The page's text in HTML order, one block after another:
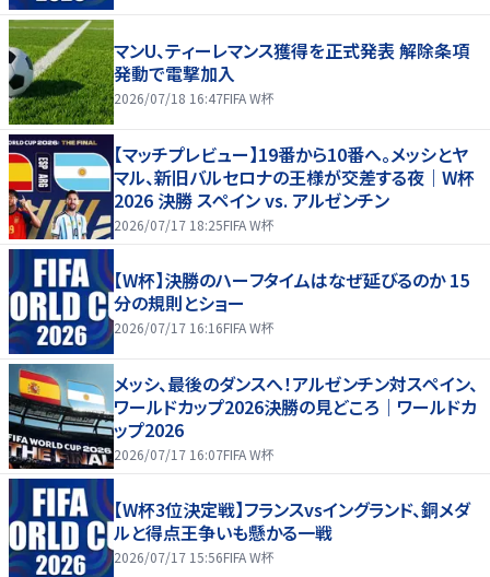
マンU、ティーレマンス獲得を正式発表 解除条項
発動で電撃加入
2026/07/18 16:47FIFA W杯
【マッチプレビュー】19番から10番へ。メッシとヤ
マル、新旧バルセロナの王様が交差する夜｜W杯
2026 決勝 スペイン vs. アルゼンチン
2026/07/17 18:25FIFA W杯
【W杯】決勝のハーフタイムはなぜ延びるのか 15
分の規則とショー
2026/07/17 16:16FIFA W杯
メッシ、最後のダンスへ！アルゼンチン対スペイン、
ワールドカップ2026決勝の見どころ｜ワールドカ
ップ2026
2026/07/17 16:07FIFA W杯
【W杯3位決定戦】フランスvsイングランド、銅メダ
ルと得点王争いも懸かる一戦
2026/07/17 15:56FIFA W杯